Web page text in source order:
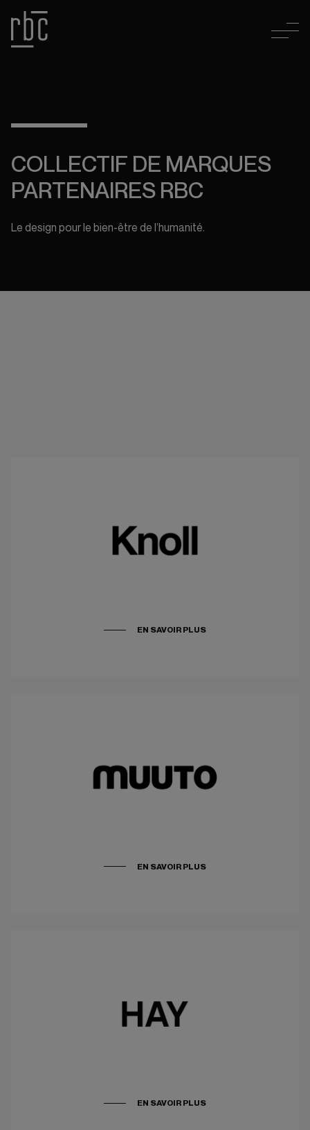
COLLECTIF DE MARQUES
PARTENAIRES RBC
Le design pour le bien-être de l’humanité.
EN SAVOIR PLUS
EN SAVOIR PLUS
EN SAVOIR PLUS